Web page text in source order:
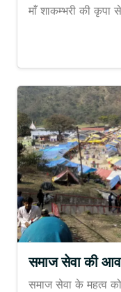
माँ शाकम्भरी की कृपा
समाज सेवा की
समाज सेवा के महत्व